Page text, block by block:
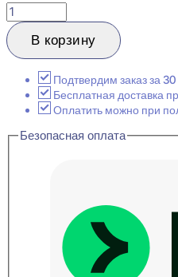
Количество
товара
Ultrawood
Base
Плинтус
напольный
В корзину
Подтвердим заказ за
Бесплатная доставка
Оплатить можно при
Безопасная оплата